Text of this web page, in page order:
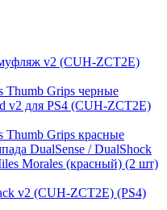
v2 (CUH-ZCT2E)
Thumb Grips черные
v2 для PS4 (CUH-ZCT2E)
Grips красные
DualSense / DualShock
Morales (красный) (2 шт)
v2 (CUH-ZCT2E) (PS4)